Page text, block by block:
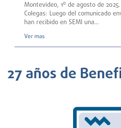
Montevideo, 1º de agosto de
Colegas: Luego del comunicado
han recibido en SEMI una...
Ver mas
27 años de